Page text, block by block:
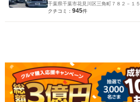
千葉県千葉市花見川区三角町７８２－１５
クチコミ： 945件